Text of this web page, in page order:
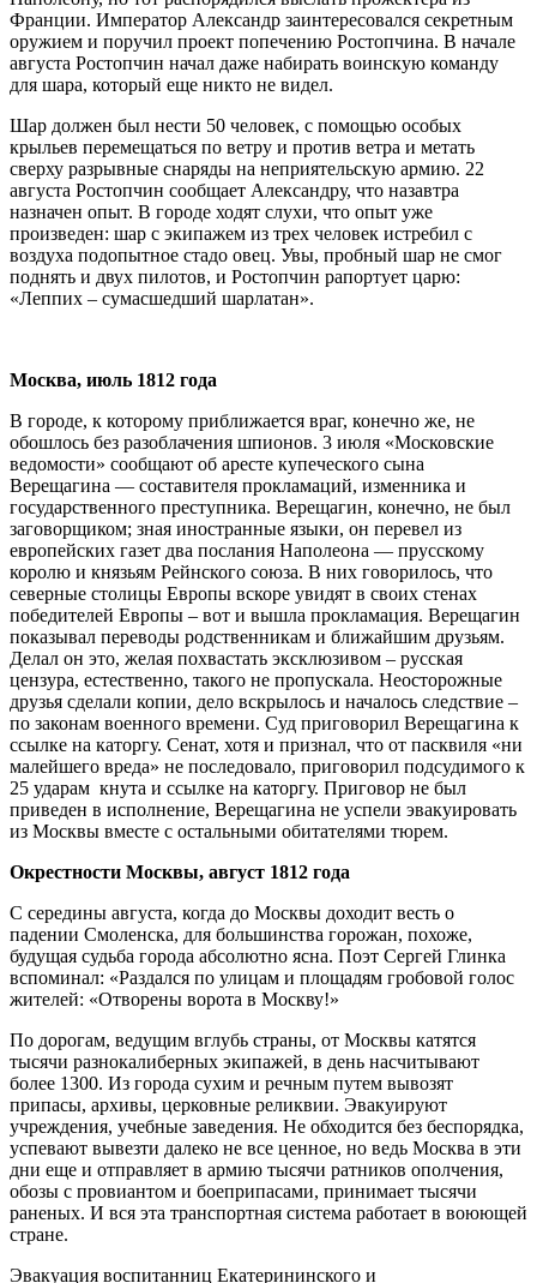
Франции. Император Александр заинтересовался секретным
оружием и поручил проект попечению Ростопчина. В начале
августа Ростопчин начал даже набирать воинскую команду
для шара, который еще никто не видел.
Шар должен был нести 50 человек, с помощью особых
крыльев перемещаться по ветру и против ветра и метать
сверху разрывные снаряды на неприятельскую армию. 22
августа Ростопчин сообщает Александру, что назавтра
назначен опыт. В городе ходят слухи, что опыт уже
произведен: шар с экипажем из трех человек истребил с
воздуха подопытное стадо овец. Увы, пробный шар не смог
поднять и двух пилотов, и Ростопчин рапортует царю:
«Леппих – сумасшедший шарлатан».
Москва, июль 1812 года
В городе, к которому приближается враг, конечно же, не
обошлось без разоблачения шпионов. 3 июля «Московские
ведомости» сообщают об аресте купеческого сына
Верещагина — составителя прокламаций, изменника и
государственного преступника. Верещагин, конечно, не был
заговорщиком; зная иностранные языки, он перевел из
европейских газет два послания Наполеона — прусскому
королю и князьям Рейнского союза. В них говорилось, что
северные столицы Европы вскоре увидят в своих стенах
победителей Европы – вот и вышла прокламация. Верещагин
показывал переводы родственникам и ближайшим друзьям.
Делал он это, желая похвастать эксклюзивом – русская
цензура, естественно, такого не пропускала. Неосторожные
друзья сделали копии, дело вскрылось и началось следствие –
по законам военного времени. Суд приговорил Верещагина к
ссылке на каторгу. Сенат, хотя и признал, что от пасквиля «ни
малейшего вреда» не последовало, приговорил подсудимого к
25 ударам кнута и ссылке на каторгу. Приговор не был
приведен в исполнение, Верещагина не успели эвакуировать
из Москвы вместе с остальными обитателями тюрем.
Окрестности Москвы, август 1812 года
С середины августа, когда до Москвы доходит весть о
падении Смоленска, для большинства горожан, похоже,
будущая судьба города абсолютно ясна. Поэт Сергей Глинка
вспоминал: «Раздался по улицам и площадям гробовой голос
жителей: «Отворены ворота в Москву!»
По дорогам, ведущим вглубь страны, от Москвы катятся
тысячи разнокалиберных экипажей, в день насчитывают
более 1300. Из города сухим и речным путем вывозят
припасы, архивы, церковные реликвии. Эвакуируют
учреждения, учебные заведения. Не обходится без беспорядка,
успевают вывезти далеко не все ценное, но ведь Москва в эти
дни еще и отправляет в армию тысячи ратников ополчения,
обозы с провиантом и боеприпасами, принимает тысячи
раненых. И вся эта транспортная система работает в воюющей
стране.
Эвакуация воспитанниц Екатерининского и